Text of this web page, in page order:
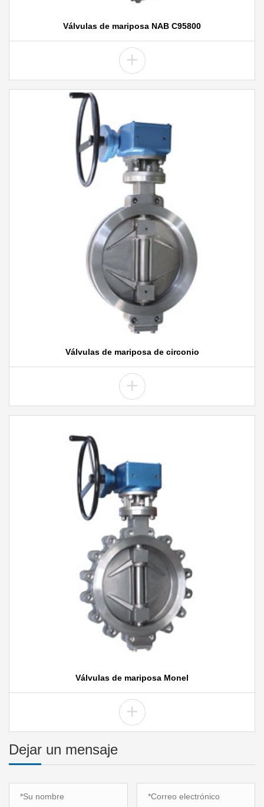
Válvulas de mariposa NAB C95800
+
Válvulas de mariposa de circonio
+
Válvulas de mariposa Monel
+
Dejar un mensaje